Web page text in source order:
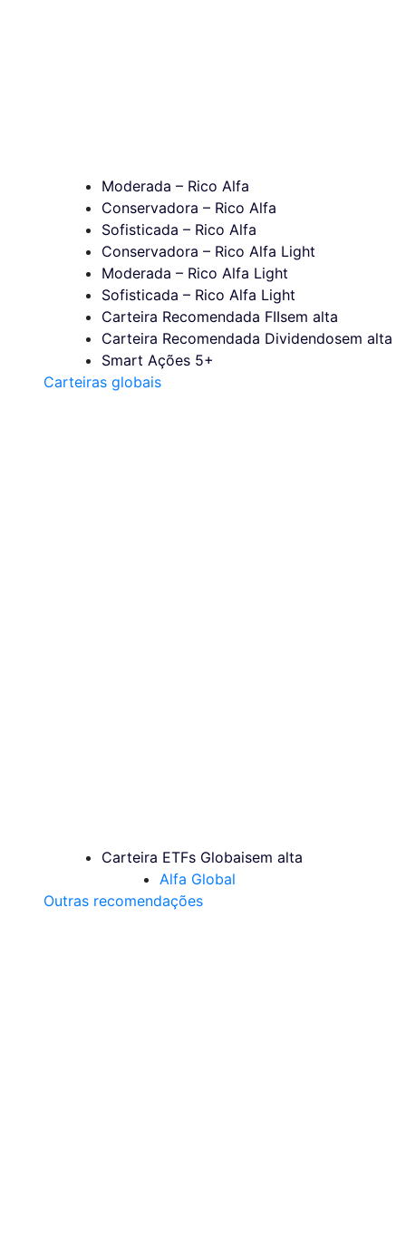
Moderada – Rico Alfa
Conservadora – Rico Alfa
Sofisticada – Rico Alfa
Conservadora – Rico Alfa Light
Moderada – Rico Alfa Light
Sofisticada – Rico Alfa Light
Carteira Recomendada FIIsem alta
Carteira Recomendada Dividendosem alta
Smart Ações 5+
Carteiras globais
Carteira ETFs Globaisem alta
Alfa Global
Outras recomendações